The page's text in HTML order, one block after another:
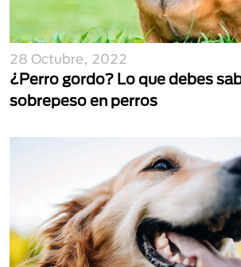
28 Octubre, 2022
¿Perro gordo? Lo que debes
sobrepeso en perros